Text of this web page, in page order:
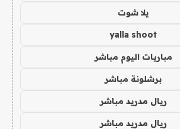
يلا شوت
yalla shoot
مباريات اليوم مباشر
برشلونة مباشر
ريال مدريد مباشر
ريال مدريد مباشر